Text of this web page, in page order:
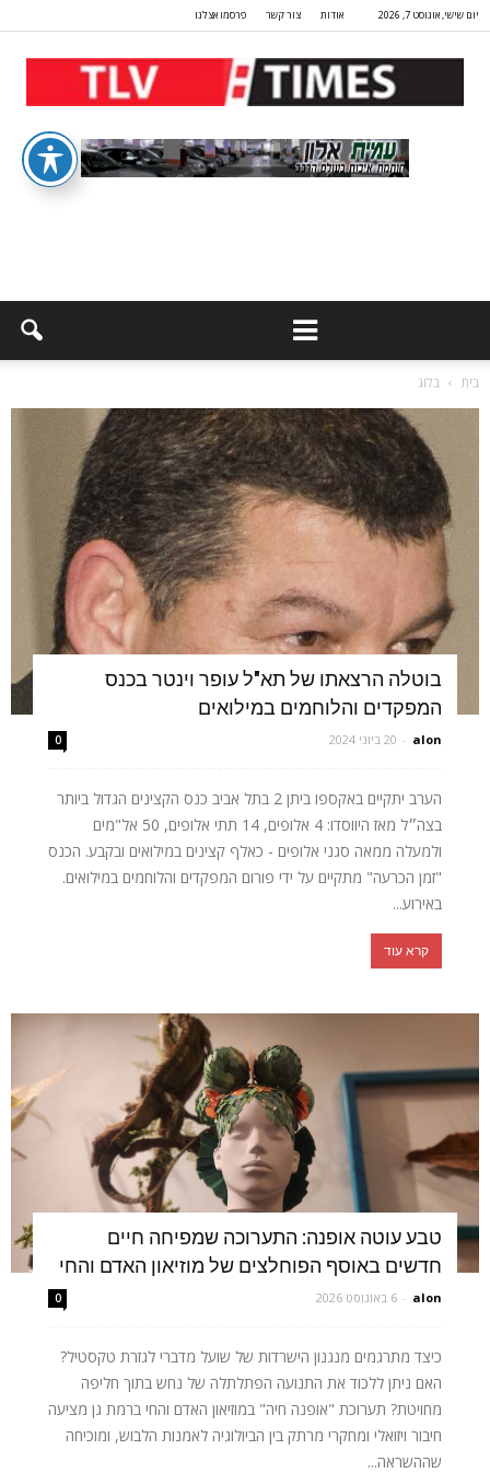
יום שישי, אוגוסט 7, 2026 אודות צור קשר פרסמו אצלנו
בית בלוג
בוטלה הרצאתו של תא"ל עופר וינטר בכנס
המפקדים והלוחמים במילואים
alon
- 20 ביוני 2024 0
הערב יתקיים באקספו ביתן 2 בתל אביב כנס הקצינים הגדול ביותר
בצה״ל מאז היווסדו: 4 אלופים, 14 תתי אלופים, 50 אל"מים
ולמעלה ממאה סגני אלופים - כאלף קצינים במילואים ובקבע. הכנס
"זמן הכרעה" מתקיים על ידי פורום המפקדים והלוחמים במילואים.
באירוע...
קרא עוד
טבע עוטה אופנה: התערוכה שמפיחה חיים
חדשים באוסף הפוחלצים של מוזיאון האדם והחי
alon
- 6 באוגוסט 2026 0
כיצד מתרגמים מנגנון הישרדות של שועל מדברי לגזרת טקסטיל?
האם ניתן ללכוד את התנועה הפתלתלה של נחש בתוך חליפה
מחויטת? תערוכת "אופנה חיה" במוזיאון האדם והחי ברמת גן מציעה
חיבור ויזואלי ומחקרי מרתק בין הביולוגיה לאמנות הלבוש, ומוכיחה
שההשראה...